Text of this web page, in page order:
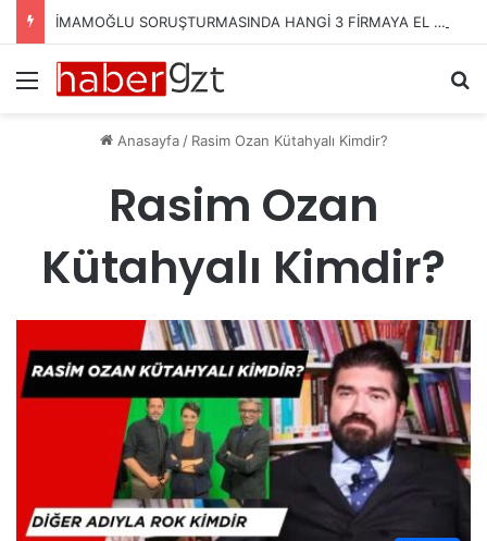
İMAMOĞLU SORUŞTURMASINDA HANGİ 3 FİRMAYA EL KONULDU?
Menü
Anasayfa / Rasim Ozan Kütahyalı Kimdir?
Rasim Ozan
Kütahyalı Kimdir?